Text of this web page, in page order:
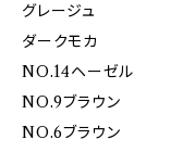
グレージュ
ダークモカ
NO.14ヘーゼル
NO.9ブラウン
NO.6ブラウン